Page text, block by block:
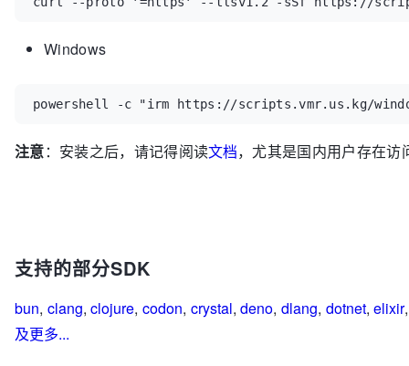
Windows
powershell -c "irm https://scripts.vmr.us.kg/
注意：安装之后，请记得阅读文档，尤其是国内用户存在
支持的部分SDK
bun, clang, clojure, codon, crystal, deno, dlang, dotnet, elixir,
及更多...